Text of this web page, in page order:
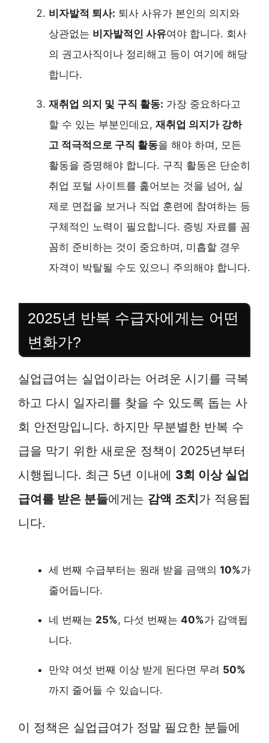
비자발적 퇴사: 퇴사 사유가 본인의 의지와
상관없는 비자발적인 사유여야 합니다. 회사
의 권고사직이나 정리해고 등이 여기에 해당
합니다.
재취업 의지 및 구직 활동: 가장 중요하다고
할 수 있는 부분인데요, 재취업 의지가 강하
고 적극적으로 구직 활동을 해야 하며, 모든
활동을 증명해야 합니다. 구직 활동은 단순히
취업 포털 사이트를 훑어보는 것을 넘어, 실
제로 면접을 보거나 직업 훈련에 참여하는 등
구체적인 노력이 필요합니다. 증빙 자료를 꼼
꼼히 준비하는 것이 중요하며, 미흡할 경우
자격이 박탈될 수도 있으니 주의해야 합니다.
2025년 반복 수급자에게는 어떤
변화가?
실업급여는 실업이라는 어려운 시기를 극복
하고 다시 일자리를 찾을 수 있도록 돕는 사
회 안전망입니다. 하지만 무분별한 반복 수
급을 막기 위한 새로운 정책이 2025년부터
시행됩니다. 최근 5년 이내에 3회 이상 실업
급여를 받은 분들에게는 감액 조치가 적용됩
니다.
세 번째 수급부터는 원래 받을 금액의 10%가
줄어듭니다.
네 번째는 25%, 다섯 번째는 40%가 감액됩
니다.
만약 여섯 번째 이상 받게 된다면 무려 50%
까지 줄어들 수 있습니다.
이 정책은 실업급여가 정말 필요한 분들에